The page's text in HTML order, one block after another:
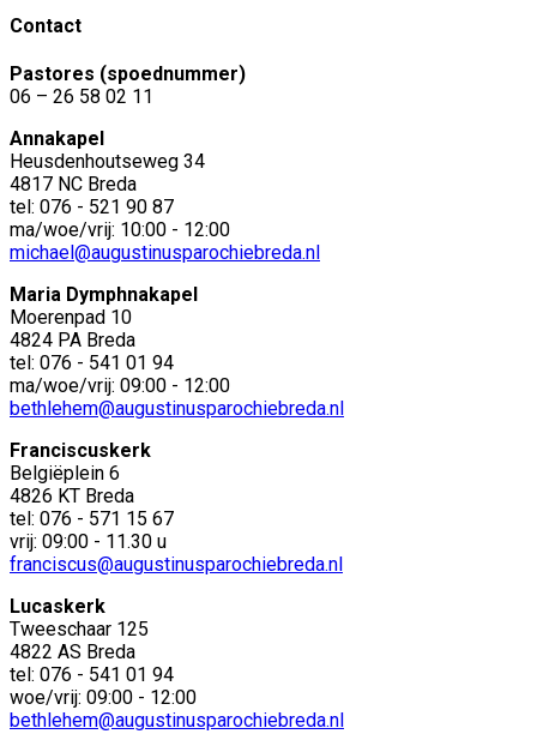
Contact
Pastores (spoednummer)
06 – 26 58 02 11
Annakapel
Heusdenhoutseweg 34
4817 NC Breda
tel: 076 - 521 90 87
ma/woe/vrij: 10:00 - 12:00
michael@augustinusparochiebreda.nl
Maria Dymphnakapel
Moerenpad 10
4824 PA Breda
tel: 076 - 541 01 94
ma/woe/vrij: 09:00 - 12:00
bethlehem@augustinusparochiebreda.nl
Franciscuskerk
Belgiëplein 6
4826 KT Breda
tel: 076 - 571 15 67
vrij: 09:00 - 11.30 u
franciscus@augustinusparochiebreda.nl
Lucaskerk
Tweeschaar 125
4822 AS Breda
tel: 076 - 541 01 94
woe/vrij: 09:00 - 12:00
bethlehem@augustinusparochiebreda.nl